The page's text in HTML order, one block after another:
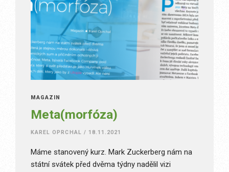
MAGAZÍN
Meta(morfóza)
KAREL OPRCHAL / 18.11.2021
Máme stanovený kurz. Mark Zuckerberg nám na
státní svátek před dvěma týdny nadělil vizi